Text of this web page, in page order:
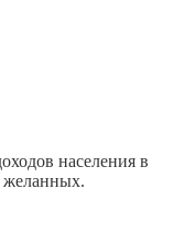
населения в
желанных.